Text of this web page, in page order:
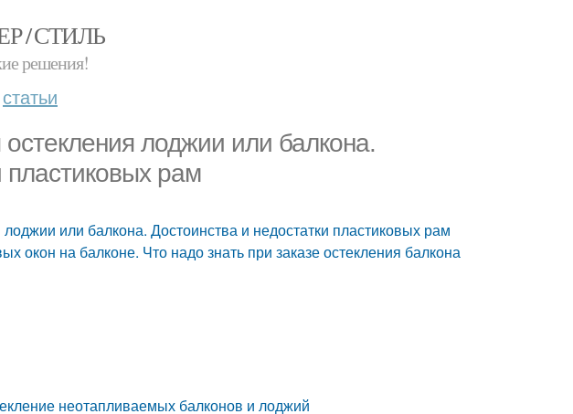
/ СТИЛЬ
решения!
статьи
лоджии или балкона.
пластиковых рам
или балкона. Достоинства и недостатки пластиковых рам
окон на балконе. Что надо знать при заказе остекления балкона
неотапливаемых балконов и лоджий